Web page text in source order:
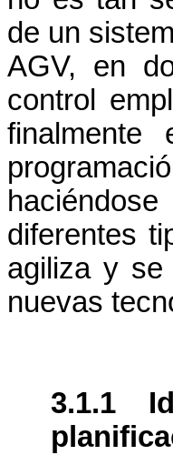
de un
AGV, en
control
diferentes
agiliza y se
nuevas
3.1.1